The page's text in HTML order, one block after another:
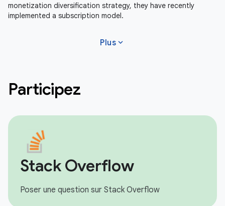
monetization diversification strategy, they have recently
implemented a subscription model.
Plus expand_more
Participez
Stack Overflow
Poser une question sur Stack Overflow